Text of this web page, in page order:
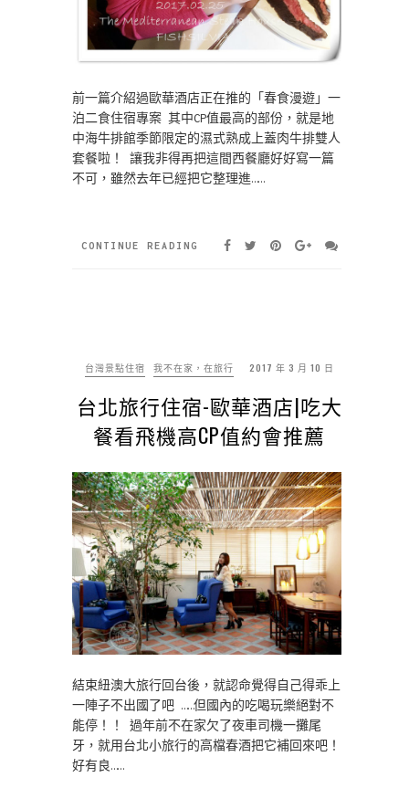
前一篇介紹過歐華酒店正在推的「春食漫遊」一
泊二食住宿專案 其中CP值最高的部份，就是地
中海牛排館季節限定的濕式熟成上蓋肉牛排雙人
套餐啦！ 讓我非得再把這間西餐廳好好寫一篇
不可，雖然去年已經把它整理進……
CONTINUE READING
台灣景點住宿 我不在家，在旅行 2017 年 3 月 10 日
台北旅行住宿-歐華酒店|吃大
餐看飛機高CP值約會推薦
結束紐澳大旅行回台後，就認命覺得自己得乖上
一陣子不出國了吧 ……但國內的吃喝玩樂絕對不
能停！！ 過年前不在家欠了夜車司機一攤尾
牙，就用台北小旅行的高檔春酒把它補回來吧！
好有良……